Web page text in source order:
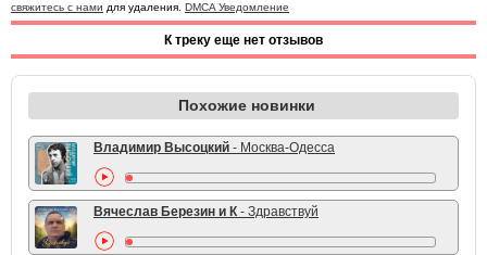
свяжитесь с нами для удаления. DMCA Уведомление
К треку еще нет отзывов
Похожие новинки
Владимир Высоцкий - Москва-Одесса
Вячеслав Березин и К - Здравствуй